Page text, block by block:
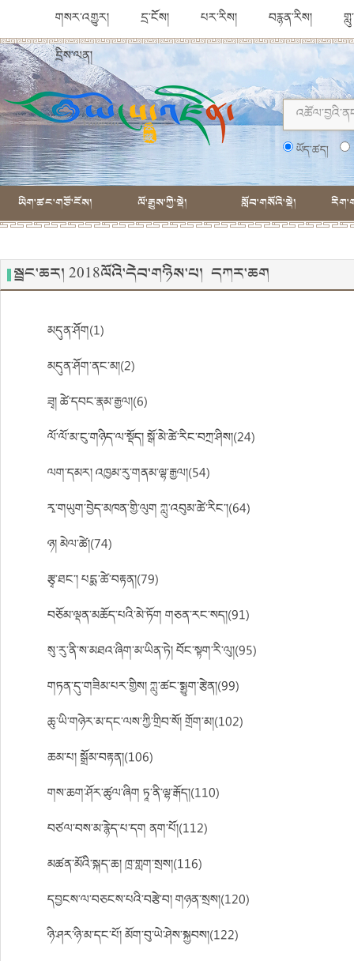
གསར་འགྱུར། དྲ་ངོས། པར་རིས། བརྙན་རིས།
དྲིས་ལན།
ཡོད་ཚད།
ཡིག་ཚང་གཙོ་ངོས། ལོ་རྒྱུས་ཀྱི་སྡེ། སློབ་གསོའི་སྡེ།
སྦྲང་ཆར། 2018ལོའི་དེབ་གཉིས་པ། དཀར་ཆག
མདུན་ཤོག(1)
མདུན་ཤོག་ནང་མ།(2)
ཟྭ། ཚེ་དབང་རྣམ་རྒྱལ།(6)
ལོ་ལོ་མ་ངུ་གཉིད་ལ་སྡོད། སྒོ་མེ་ཚེ་རིང་བཀྲ་ཤིས།(24)
ལག་དམར། འཁྱམ་རུ་གནམ་ལྷ་རྒྱལ།(54)
རྭ་གཡུག་བྱེད་མཁན་གྱི་ལུག ཀླུ་འབུམ་ཚེ་རིང་།(64)
ཉ། མེལ་ཚེ།(74)
རྩྭ་ཐང་། པདྨ་ཚེ་བརྟན།(79)
བཅོམ་ལྡན་མཆོད་པའི་མེ་ཏོག གཅན་རང་སད།(91)
སུ་རུ་ནི་ས་མཐའ་ཞིག་མ་ཡིན་ཏེ། བོང་སྟག་རི་ལུ།(95)
གཏན་དུ་གཟིམ་པར་གྱིས། ཀླུ་ཚང་སྨྱུག་རྩེན།(99)
ཆུ་ཡི་གཉེར་མ་དང་ལས་ཀྱི་གྲིབ་སོ། གྲོག་མ།(102)
ཆམ་པ། སྒྲོམ་བརྟན།(106)
གས་ཆག་ཤོར་ཚུལ་ཞིག ཏཱ་ནི་ལྷ་རྒོད།(110)
བཙལ་བས་མ་རྙེད་པ་དག ནག་པོ།(112)
མཚན་མོའི་སྐད་ཆ། ཁྲ་གླག་སྲས།(116)
དབྱངས་ལ་བཅངས་པའི་བརྩེ་བ། གཉན་སྲས།(120)
ཉི་ཤར་ཉི་མ་དང་པོ། མོག་བུ་ཡེ་ཤེས་སྐྱབས།(122)